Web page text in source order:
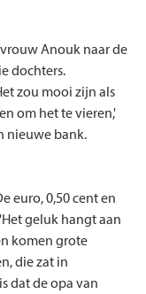
Anouk naar de
dochters.
zou mooi zijn als
om het te vieren,'
nieuwe bank.
euro, 0,50 cent en
geluk hangt aan
komen grote
die zat in
dat de opa van